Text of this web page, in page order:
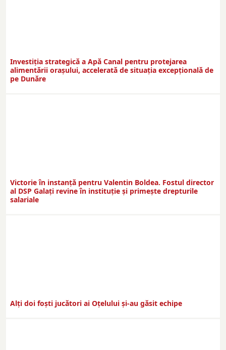
Investiția strategică a Apă Canal pentru protejarea
alimentării orașului, accelerată de situația excepțională de
pe Dunăre
Victorie în instanță pentru Valentin Boldea. Fostul director
al DSP Galați revine în instituție și primește drepturile
salariale
Alți doi foști jucători ai Oțelului și-au găsit echipe